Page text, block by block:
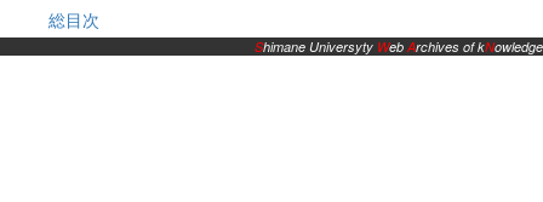
総目次
Shimane Universyty WebArchives of kNowledge